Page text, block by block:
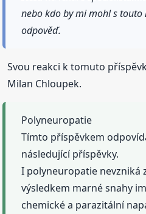
nebo kdo by mi mohl s
odpověď.
Svou reakci k tomuto
Milan Chloupek.
Polyneuropatie
Tímto příspěvkem
následující příspěvky.
I polyneuropatie nevzniká
výsledkem marné snahy
chemické a parazitální